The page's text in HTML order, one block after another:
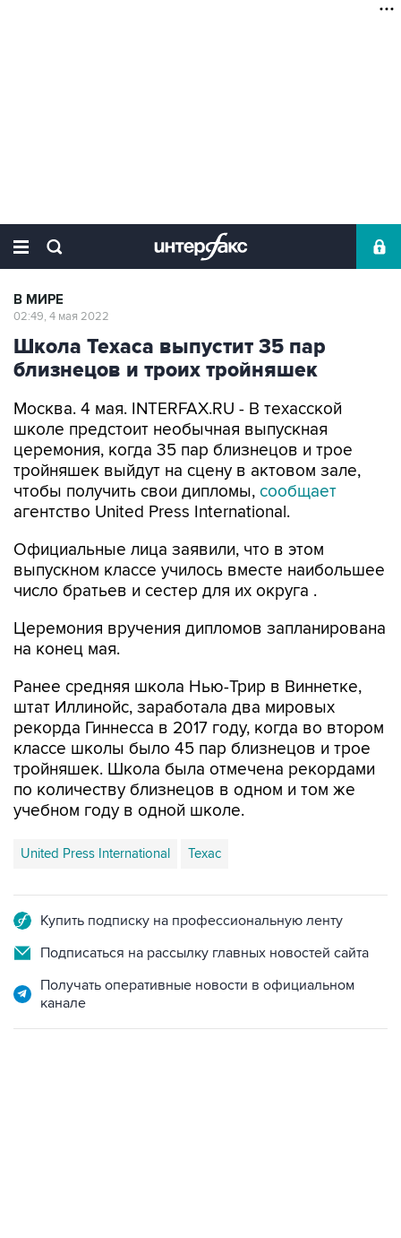
В МИРЕ
02:49, 4 мая 2022
Школа Техаса выпустит 35 пар
близнецов и троих тройняшек
Москва. 4 мая. INTERFAX.RU - В техасской
школе предстоит необычная выпускная
церемония, когда 35 пар близнецов и трое
тройняшек выйдут на сцену в актовом зале,
чтобы получить свои дипломы, сообщает
агентство United Press International.
Официальные лица заявили, что в этом
выпускном классе училось вместе наибольшее
число братьев и сестер для их округа .
Церемония вручения дипломов запланирована
на конец мая.
Ранее средняя школа Нью-Трир в Виннетке,
штат Иллинойс, заработала два мировых
рекорда Гиннесса в 2017 году, когда во втором
классе школы было 45 пар близнецов и трое
тройняшек. Школа была отмечена рекордами
по количеству близнецов в одном и том же
учебном году в одной школе.
United Press International Техас
Купить подписку на профессиональную ленту
Подписаться на рассылку главных новостей сайта
Получать оперативные новости в официальном
канале